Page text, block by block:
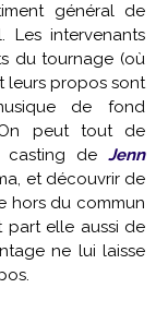
général de
Les intervenants
du tournage (où
leurs propos sont
de fond
On peut tout de
casting de Jenn
et découvrir de
hors du commun
part elle aussi de
ne lui laisse